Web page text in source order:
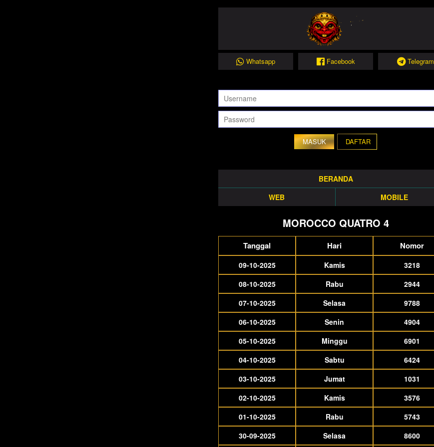
Whatsapp Facebook Telegram
DAFTAR
BERANDA
WEB
MOBILE
MOROCCO QUATRO 4
Tanggal Hari Nomor
09-10-2025 Kamis
3218
08-10-2025
Rabu
2944
07-10-2025
Selasa
9788
06-10-2025
Senin
4904
05-10-2025
Minggu
6901
04-10-2025
Sabtu
6424
03-10-2025
Jumat
1031
02-10-2025
Kamis
3576
01-10-2025
Rabu
5743
30-09-2025
Selasa 8600